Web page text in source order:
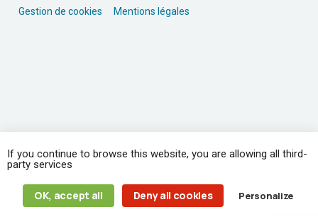
Gestion de cookies
Mentions légales
If you continue to browse this website, you are allowing all third-
party services
OK, accept all Deny all cookies Personalize